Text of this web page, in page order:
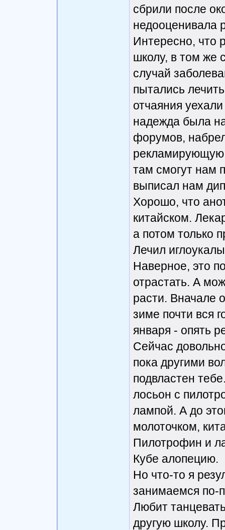
сбрили после
недооценивала
Интересно, что
школу, в том же
случай
пытались
отчаяния
надежда была
форумов,
рекламирующую
там смогут нам
выписал нам
Хорошо, что
китайском.
а потом только
Лечил
Наверное, это
отрастать. А
расти. Вначале
зиме почти вся
января - опять
Сейчас
пока другими
подвластен
лосьон с
лампой. А до
молоточком,
Пилотрофин и
Кубе алопецию.
Но что-то я
занимаемся по-
Любит
другую школу.